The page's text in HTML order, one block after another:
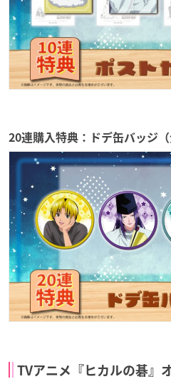
20連購入特典：ドデ缶バッジ（
TVアニメ『ヒカルの碁』